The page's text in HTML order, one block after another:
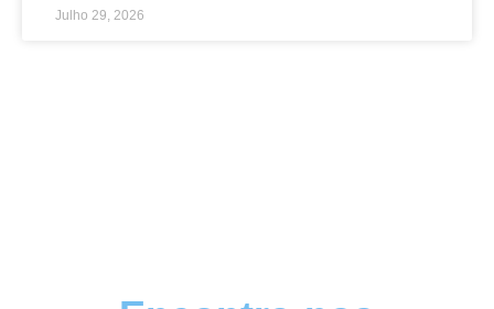
Julho 29, 2026